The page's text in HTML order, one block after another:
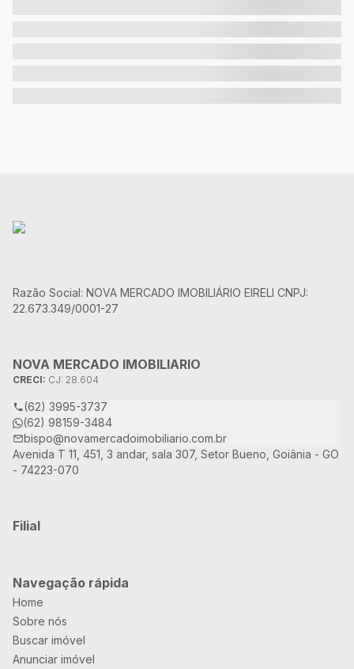
Razão Social: NOVA MERCADO IMOBILIÁRIO EIRELI CNPJ:
22.673.349/0001-27
NOVA MERCADO IMOBILIARIO
CRECI: CJ: 28.604
(62) 3995-3737
(62) 98159-3484
bispo@novamercadoimobiliario.com.br
Avenida T 11, 451, 3 andar, sala 307, Setor Bueno, Goiânia - GO
- 74223-070
Filial
Navegação rápida
Home
Sobre nós
Buscar imóvel
Anunciar imóvel